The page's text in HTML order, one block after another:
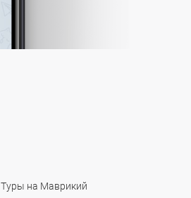
Туры на Маврикий